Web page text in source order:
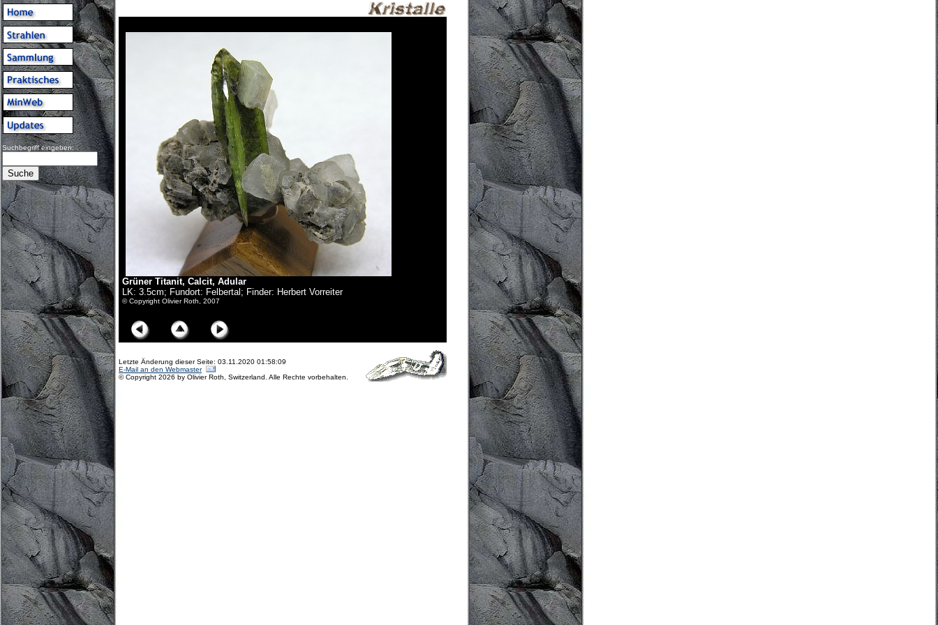
Suchbegriff eingeben:
Grüner Titanit, Calcit, Adular
LK: 3.5cm; Fundort: Felbertal; Finder: Herbert Vorreiter
© Copyright Olivier Roth, 2007
Letzte Änderung dieser Seite: 03.11.2020 01:58:09
E-Mail an den Webmaster
© Copyright 2026 by Olivier Roth, Switzerland. Alle Rechte vorbehalten.